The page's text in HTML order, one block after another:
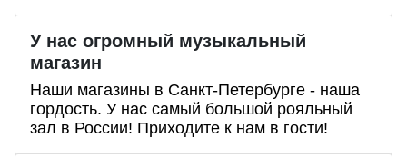
У нас огромный музыкальный
магазин
Наши магазины в Санкт-Петербурге - наша
гордость. У нас самый большой рояльный
зал в России! Приходите к нам в гости!